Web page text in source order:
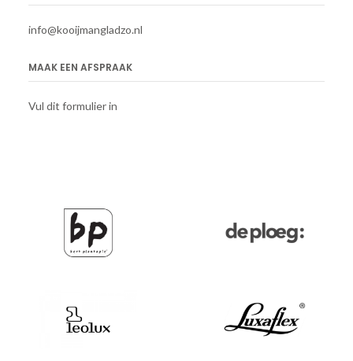
info@kooijmangladzo.nl
MAAK EEN AFSPRAAK
Vul dit formulier in